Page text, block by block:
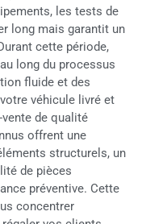
les tests de
long mais garantit un
cette période,
long du processus
fluide et des
véhicule livré et
de qualité
offrent une
structurels, un
de pièces
préventive. Cette
concentrer